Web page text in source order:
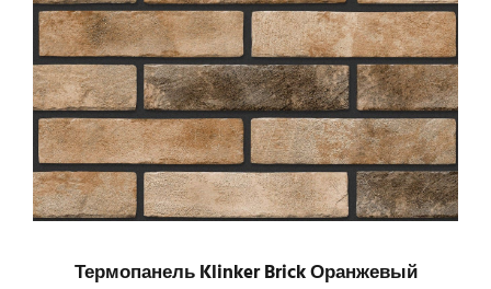
Термопанель Klinker Brick Оранжевый